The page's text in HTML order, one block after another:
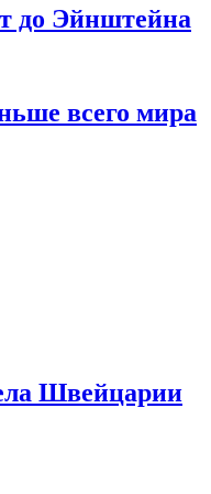
до Эйнштейна
всего мира
Швейцарии